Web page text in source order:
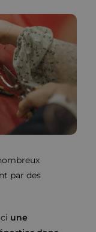
par des
une